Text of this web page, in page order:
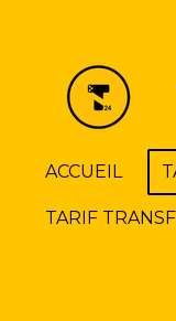
contenu
principal
ACCUEIL
TARIF